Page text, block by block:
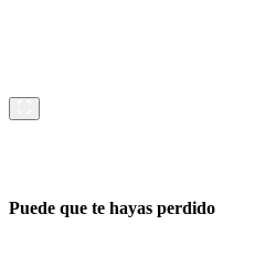
Puede que te hayas perdido